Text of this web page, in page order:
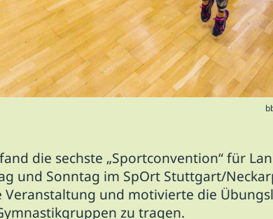
die sechste „Sportconvention“ für
und Sonntag im SpOrt Stuttgart/
und motivierte die
zu tragen.